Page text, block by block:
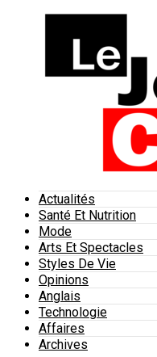
Actualités
Santé Et Nutrition
Mode
Arts Et Spectacles
Styles De Vie
Opinions
Anglais
Technologie
Affaires
Archives